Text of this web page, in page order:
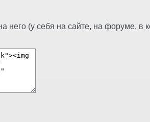
него (у себя на сайте, на форуме, в